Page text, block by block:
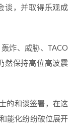
谈，并取得乐观成
炸、威胁、TACO
然保持高位高波震
的和谈签署，在这
能化纷纷破位展开